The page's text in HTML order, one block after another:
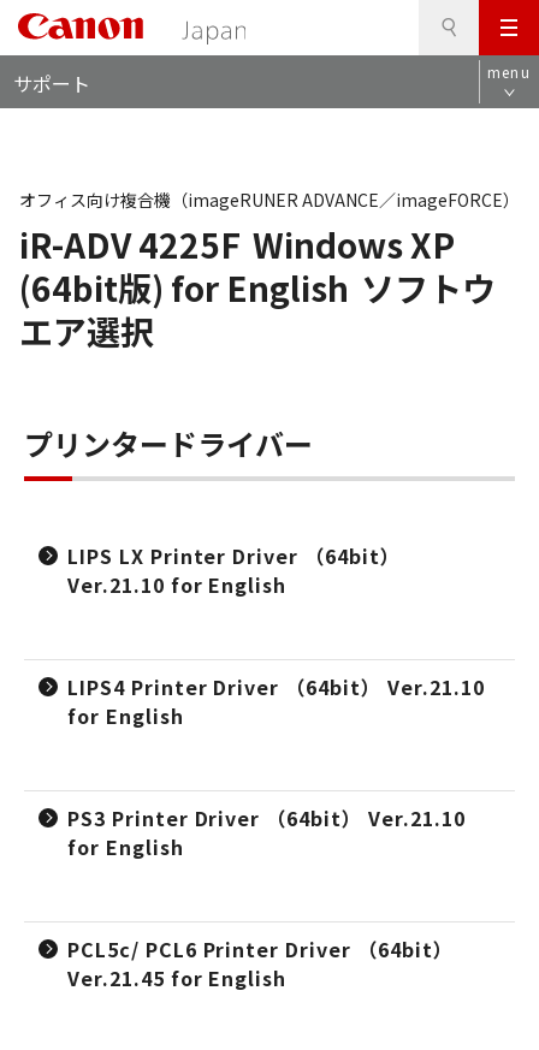
メ
ニ
ュ
サポート menu
iR-ADV 4225F Windows XP
(64bit版) for English ソフトウ
エア選択
オフィス向け複合機（imageRUNER ADVANCE／imageFORCE）
プリンタードライバー
LIPS LX Printer Driver （64bit）
Ver.21.10 for English
LIPS4 Printer Driver （64bit） Ver.21.10
for English
PS3 Printer Driver （64bit） Ver.21.10
for English
PCL5c/ PCL6 Printer Driver （64bit）
Ver.21.45 for English